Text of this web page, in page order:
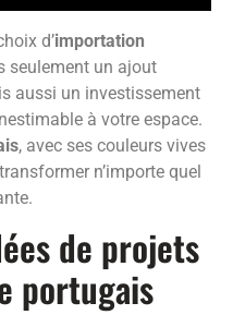
d’importation
seulement un ajout
aussi un investissement
à votre espace.
, avec ses couleurs vives
n’importe quel
de projets
portugais